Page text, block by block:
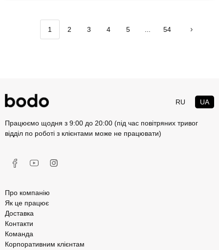
1 2 3 4 5 ... 54
RU UA
Працюємо щодня з 9:00 до 20:00 (під час повітряних тривог
відділ по роботі з клієнтами може не працювати)
Про компанію
Як це працює
Доставка
Контакти
Команда
Корпоративним клієнтам